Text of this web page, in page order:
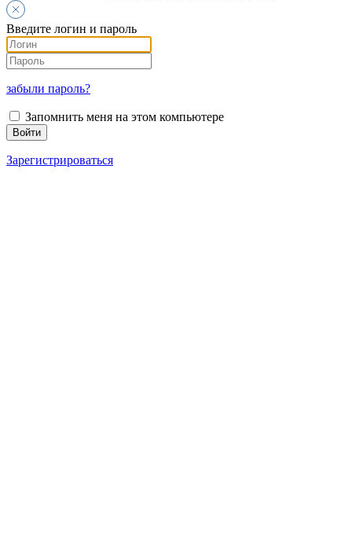
Введите логин и пароль
забыли пароль?
Запомнить меня на этом компьютере
Зарегистрироваться